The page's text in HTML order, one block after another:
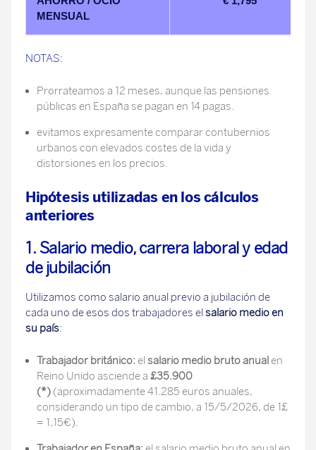
MENSUAL
NOTAS:
Prorrateamos a 12 meses, aunque las pensiones
públicas en España se pagan en 14 pagas.
evitamos expresamente comparar contubernios
urbanos con elevados costes de la vida y
distorsiones en los precios.
Hipótesis utilizadas en los cálculos
anteriores
1. Salario medio, carrera laboral y edad
de jubilación
Utilizamos como salario anual previo a jubilación de
cada uno de esos dos trabajadores el salario medio en
su país:
Trabajador británico: el salario medio bruto anual en
Reino Unido asciende a £35.900
(*) (aproximadamente 41.285 euros anuales,
considerando un tipo de cambio, a 15/5/2026, de 1£
= 1,15€).